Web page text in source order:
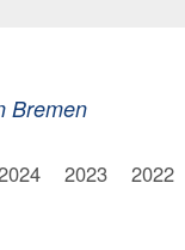
Bremen
2023 2022